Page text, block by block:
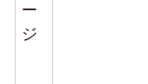
ー
ジ